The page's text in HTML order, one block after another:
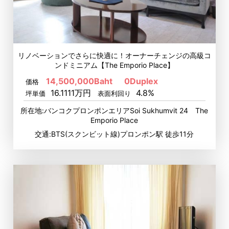
リノベーションでさらに快適に！オーナーチェンジの高級コ
ンドミニアム【The Emporio Place】
価格 14,500,000Baht 0Duplex
坪単価 16.1111万円 表面利回り 4.8%
所在地:バンコクプロンポンエリアSoi Sukhumvit 24 The
Emporio Place
交通:BTS(スクンビット線)プロンポン駅 徒歩11分